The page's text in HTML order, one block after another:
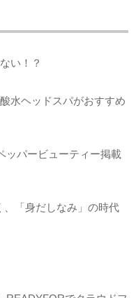
い！？
水ヘッドスパがおすすめ
ッパービューティー掲載
、「身だしなみ」の時代